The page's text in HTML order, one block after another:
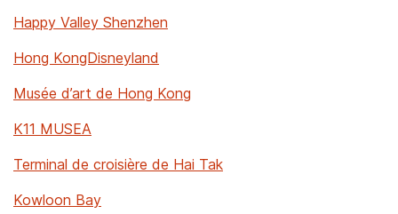
Happy Valley Shenzhen
Hong KongDisneyland
Musée d’art de Hong Kong
K11 MUSEA
Terminal de croisière de Hai Tak
Kowloon Bay